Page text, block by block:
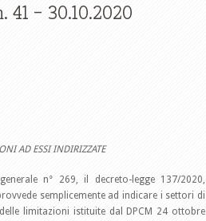
41 – 30.10.2020
AD ESSI INDIRIZZATE
n° 269, il decreto-legge 137/2020,
semplicemente ad indicare i settori di
limitazioni istituite dal DPCM 24 ottobre